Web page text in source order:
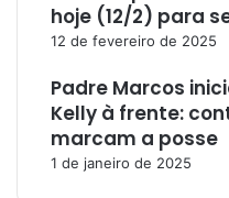
hoje (12/2) para
12 de fevereiro de 2025
Padre Marcos
Kelly à frente:
marcam a posse
1 de janeiro de 2025